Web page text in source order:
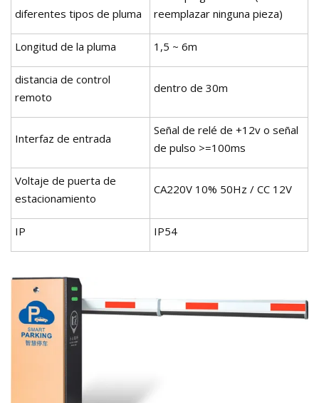
diferentes tipos de pluma
reemplazar ninguna pieza)
Longitud de la pluma 1,5 ~ 6m
distancia de control
remoto
dentro de 30m
Interfaz de entrada
Señal de relé de +12v o señal
de pulso >=100ms
Voltaje de puerta de
estacionamiento
CA220V 10% 50Hz / CC 12V
IP IP54